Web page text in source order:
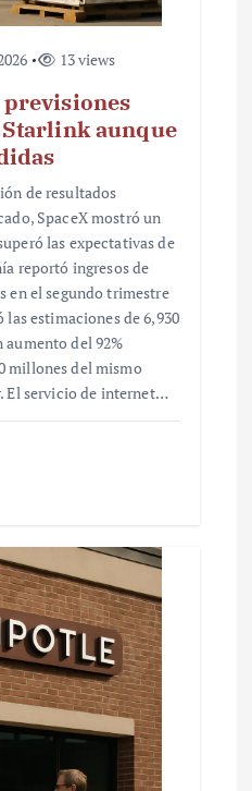
13 views
previsiones
aunque
de resultados
SpaceX mostró un
las expectativas de
reportó ingresos de
en el segundo trimestre
las estimaciones de 6,930
del 92%
millones del mismo
El servicio de internet…